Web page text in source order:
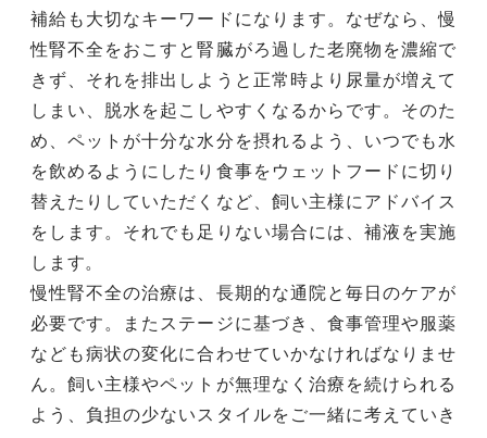
補給も大切なキーワードになります。なぜなら、慢
性腎不全をおこすと腎臓がろ過した老廃物を濃縮で
きず、それを排出しようと正常時より尿量が増えて
しまい、脱水を起こしやすくなるからです。そのた
め、ペットが十分な水分を摂れるよう、いつでも水
を飲めるようにしたり食事をウェットフードに切り
替えたりしていただくなど、飼い主様にアドバイス
をします。それでも足りない場合には、補液を実施
します。
慢性腎不全の治療は、長期的な通院と毎日のケアが
必要です。またステージに基づき、食事管理や服薬
なども病状の変化に合わせていかなければなりませ
ん。飼い主様やペットが無理なく治療を続けられる
よう、負担の少ないスタイルをご一緒に考えていき